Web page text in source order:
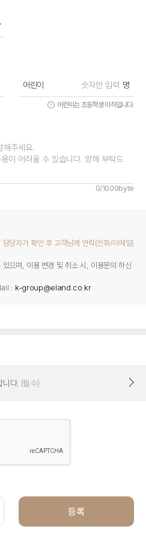
어린이 명
어린이는 초등학생 이하입니다.
0/1000byte
담당자가 확인 후 고객님께 연락(전화/이메일)
으며, 이용 변경 및 취소 시, 이용문의 하신
: k-group@eland.co.kr
니다. (필수)